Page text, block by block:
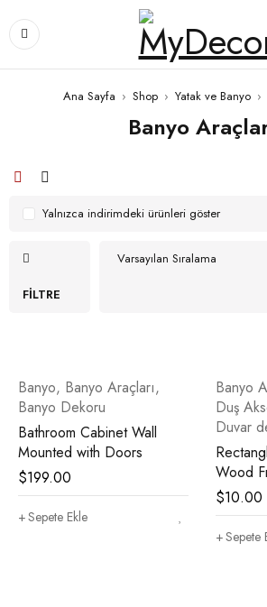
Ana Sayfa › Shop › Yatak ve Banyo ›
Banyo
FILTRE
Varsayılan Sıralama
Yalnızca indirimdeki ürünleri göster
Banyo, Banyo Araçları,
Banyo Dekoru
Bathroom Cabinet Wall
Mounted with Doors
$199.00
Sepete Ekle
Banyo
Duş
Duvar
Wood
$10.00
Sepete